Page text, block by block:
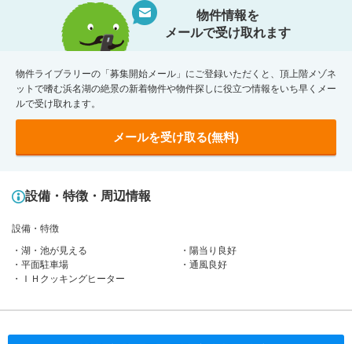
物件情報を
メールで受け取れます
物件ライブラリーの「募集開始メール」にご登録いただくと、頂上階メゾネ
ットで嗜む浜名湖の絶景の新着物件や物件探しに役立つ情報をいち早くメー
ルで受け取れます。
メールを受け取る(無料)
設備・特徴・周辺情報
設備・特徴
湖・池が見える
陽当り良好
平面駐車場
通風良好
ＩＨクッキングヒーター